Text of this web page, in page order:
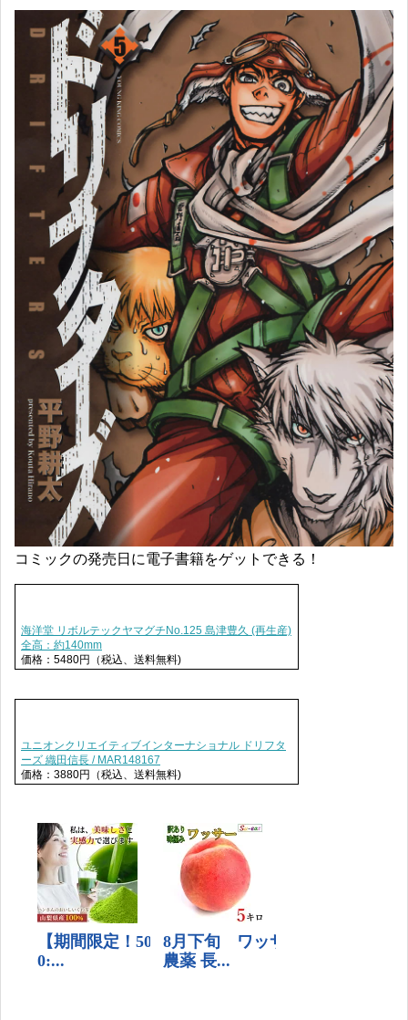
コミックの発売日に電子書籍をゲットできる！
海洋堂 リボルテックヤマグチNo.125 島津豊久 (再生産)
全高：約140mm
価格：5480円（税込、送料無料)
ユニオンクリエイティブインターナショナル ドリフタ
ーズ 織田信長 / MAR148167
価格：3880円（税込、送料無料)